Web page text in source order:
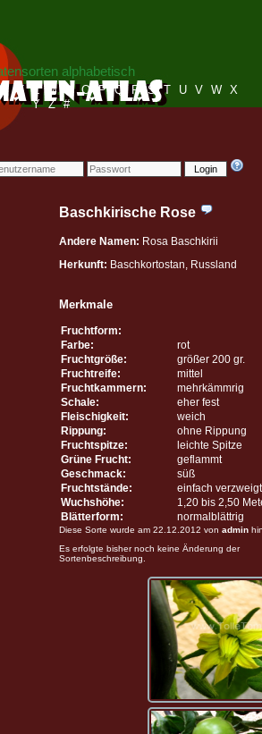
Login
alphabetisch
J K L M N O P Q R S T U V W X
Y Z #
Baschkirische Rose
Andere Namen: Rosa Baschkirii
Herkunft: Baschkortostan, Russland
Merkmale
Fruchtform:
Farbe:
rot
Fruchtgröße:
größer 200 gr.
Fruchtreife:
mittel
Fruchtkammern:
mehrkämmrig
Schale:
eher fest
Fleischigkeit:
weich
Rippung:
ohne Rippung
Fruchtspitze:
leichte Spitze
Grüne Frucht:
geflammt
Geschmack:
süß
Fruchtstände:
einfach verzweigt
Wuchshöhe:
1,20 bis 2,50
Blätterform:
normalblättrig
Diese Sorte wurde am 22.12.2012 von admin
Es erfolgte bisher noch keine Änderung der
Sortenbeschreibung.